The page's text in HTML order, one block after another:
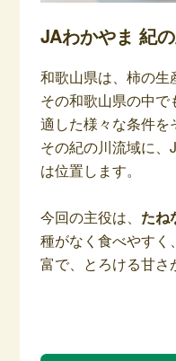
JAわかやま 紀の
和歌山県は、柿の生
その和歌山県の中
適した様々な条件を
その紀の川流域に
は位置します。
今回の主役は、 たね
種がなく食べやすく
富で、とろける甘さ